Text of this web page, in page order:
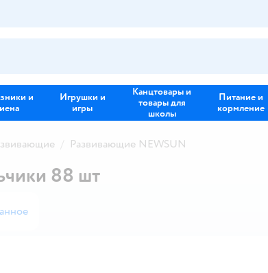
и
Игрушки и
игры
Канцтовары и
товары для
школы
Питание и
кормление
Развивающие NEWSUN
88 шт